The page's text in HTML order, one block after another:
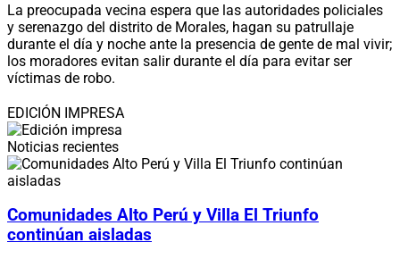
La preocupada vecina espera que las autoridades policiales
y serenazgo del distrito de Morales, hagan su patrullaje
durante el día y noche ante la presencia de gente de mal vivir;
los moradores evitan salir durante el día para evitar ser
víctimas de robo.
EDICIÓN IMPRESA
Noticias recientes
Comunidades Alto Perú y Villa El Triunfo
continúan aisladas